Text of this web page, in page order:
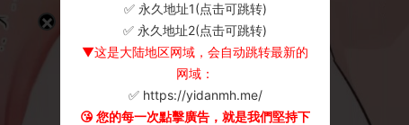
✅ 永久地址1(点击可跳转)
✅ 永久地址2(点击可跳转)
▼这是大陆地区网域，会自动跳转最新的
网域：
✅ https://yidanmh.me/
😘 您的每一次點擊廣告，就是我們堅持下
×